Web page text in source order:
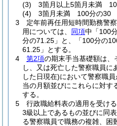
(3)
3箇月以上5箇月未満
(4)
3箇月未満 100分の30
3
定年前再任用短時間勤務警
用については、 同項中「100
分の71.25」と、「100分の
61.25」とする。
4
第2項の期末手当基礎額は、
し、又は死亡した警察職員
した日現在)において警察職
当の月額並びにこれらに対す
する。
5
行政職給料表の適用を受け
3級以上であるもの並びに同
る警察職員で職務の複雑、困